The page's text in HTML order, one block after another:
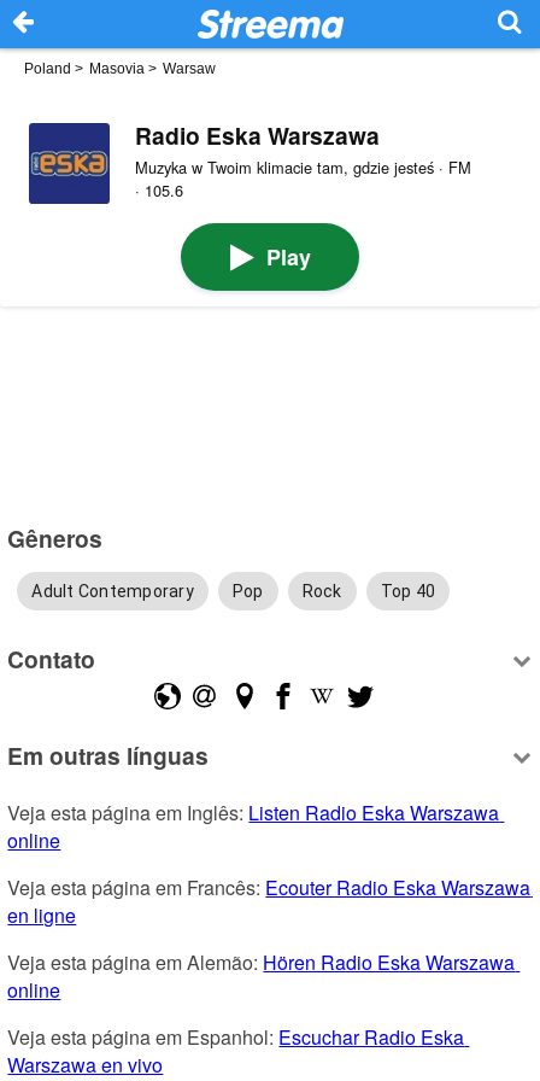
Poland > Masovia > Warsaw
Radio Eska Warszawa
Muzyka w Twoim klimacie tam, gdzie jesteś · FM
· 105.6
Play
Gêneros
Adult Contemporary Pop Rock Top 40
Contato
Em outras línguas
Veja esta página em Inglês: Listen Radio Eska Warszawa
online
Veja esta página em Francês: Ecouter Radio Eska Warszawa
en ligne
Veja esta página em Alemão: Hören Radio Eska Warszawa
online
Veja esta página em Espanhol: Escuchar Radio Eska
Warszawa en vivo